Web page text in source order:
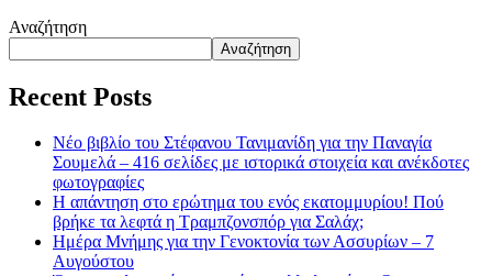
Αναζήτηση
Αναζήτηση
Recent Posts
Νέο βιβλίο του Στέφανου Τανιμανίδη για την Παναγία
Σουμελά – 416 σελίδες με ιστορικά στοιχεία και ανέκδοτες
φωτογραφίες
Η απάντηση στο ερώτημα του ενός εκατομμυρίου! Πού
βρήκε τα λεφτά η Τραμπζονσπόρ για Σαλάχ;
Ημέρα Μνήμης για την Γενοκτονία των Ασσυρίων – 7
Αυγούστου